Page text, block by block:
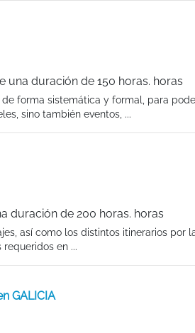
una duración de 150 horas. horas
forma sistemática y formal, para
sino también eventos, ...
duración de 200 horas. horas
así como los distintos itinerarios por
en ...
GALICIA